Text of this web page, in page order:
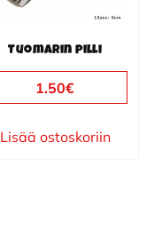
Tuomarin pilli
1.50€
Lisää ostoskoriin